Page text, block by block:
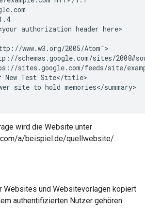
authorization header here>
www.w3.org/2005/Atom">
schemas.google.com/sites/
sites.google.com/feeds/site/
New Test Site</title>
site to hold memories</summary>
wird die Website unter
a/beispiel.de/quellwebsite/
Websites und Websitevorlagen kopiert
authentifizierten Nutzer gehören.